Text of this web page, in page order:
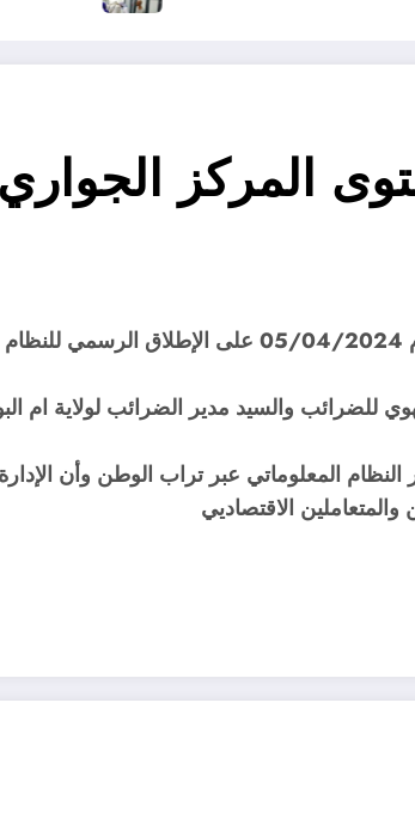
المركز
أشرف السيد والي ولاية ام البواقي رفقة المديرة العامة للضرائب السيدة أمال
للضرائب والسيد مدير الضرائب لولاية ام
المعلوماتي عبر تراب الوطن وأن
الاقتصاديي